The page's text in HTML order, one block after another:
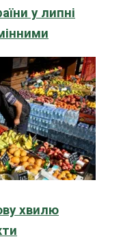
у липні
хвилю